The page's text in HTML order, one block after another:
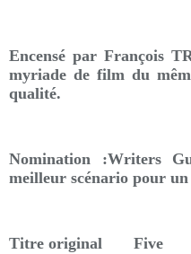
Encensé par François
myriade de film du
qualité.
Nomination :Writers
meilleur scénario pour
Titre original Five